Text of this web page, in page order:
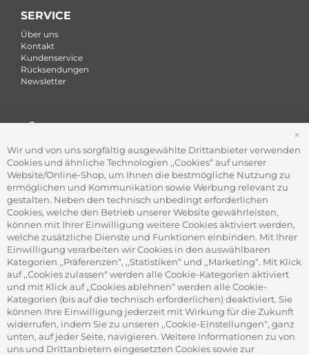
SERVICE
Über uns
Kontakt
Kundenservice
Rücksendungen
Newsletter
FÜR FIRMEN
Office Coffee Kaffee für das Büro
Firmenkundenservice
Firmenrabatt-Programm
Werbegeschenke
ADRESSE
Gourvita GmbH
Adam-Opel-Str. 19
63322 Rödermark
SICHER ZAHLEN
Wir und von uns sorgfältig ausgewählte Drittanbieter verwenden
Cookies und ähnliche Technologien ,,Cookies“ auf unserer
Website/Online-Shop, um Ihnen die bestmögliche Nutzung zu
ermöglichen und Kommunikation sowie Werbung relevant zu
gestalten. Neben den technisch unbedingt erforderlichen
Cookies, welche den Betrieb unserer Website gewährleisten,
können mit Ihrer Einwilligung weitere Cookies aktiviert werden,
welche zusätzliche Dienste und Funktionen einbinden. Mit Ihrer
Einwilligung verarbeiten wir Cookies in den auswählbaren
Kategorien ,,Präferenzen“, ,,Statistiken“ und ,,Marketing“. Mit Klick
auf ,,Cookies zulassen“ werden alle Cookie-Kategorien aktiviert
und mit Klick auf ,,Cookies ablehnen“ werden alle Cookie-
Kategorien (bis auf die technisch erforderlichen) deaktiviert. Sie
können Ihre Einwilligung jederzeit mit Wirkung für die Zukunft
widerrufen, indem Sie zu unseren ,,Cookie-Einstellungen“, ganz
unten, auf jeder Seite, navigieren. Weitere Informationen zu von
uns und Drittanbietern eingesetzten Cookies sowie zur